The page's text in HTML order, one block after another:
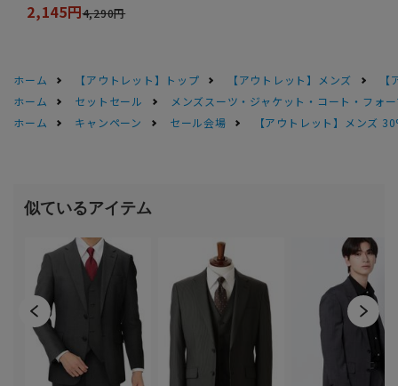
2,145円4,290円
ホーム 【アウトレット】トップ 【アウトレット】メンズ
ホーム
セットセール
メンズスーツ・ジャケット・コート・フォ
ホーム
キャンペーン セール会場 【アウトレット】メンズ